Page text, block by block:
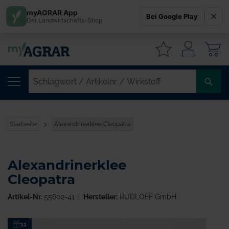
Startseite Alexandrinerklee Cleopatra
Zum11
Alexandrinerklee
Cleopatra
Artikel-Nr. 55602-41 Hersteller:RUDLOFF GmbH
myAGRAR App
Der Landwirtschafts-Shop Bei Google Play